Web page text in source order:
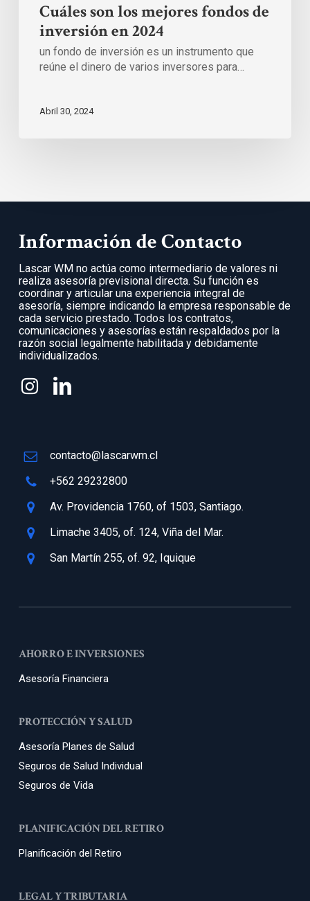
Cuáles son los mejores fondos de
inversión en 2024
un fondo de inversión es un instrumento que
reúne el dinero de varios inversores para…
Abril 30, 2024
Información de Contacto
Lascar WM no actúa como intermediario de valores ni
realiza asesoría previsional directa. Su función es
coordinar y articular una experiencia integral de
asesoría, siempre indicando la empresa responsable de
cada servicio prestado. Todos los contratos,
comunicaciones y asesorías están respaldados por la
razón social legalmente habilitada y debidamente
individualizados.
contacto@lascarwm.cl
+562 29232800
Av. Providencia 1760, of 1503, Santiago.
Limache 3405, of. 124, Viña del Mar.
San Martín 255, of. 92, Iquique
AHORRO E INVERSIONES
Asesoría Financiera
PROTECCIÓN Y SALUD
Asesoría Planes de Salud
Seguros de Salud Individual
Seguros de Vida
PLANIFICACIÓN DEL RETIRO
Planificación del Retiro
LEGAL Y TRIBUTARIA